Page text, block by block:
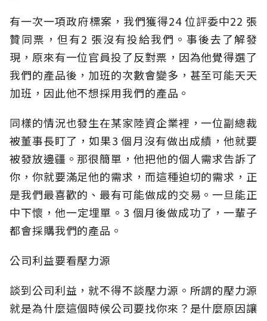
有一次一項政府標案，我們獲得24 位評委中22 張
贊同票，但有2 張沒有投給我們。事後去了解發
現，原來有一位官員投了反對票，因為他覺得選了
我們的產品後，加班的次數會變多，甚至可能天天
加班，因此他不想採用我們的產品。
同樣的情況也發生在某家陸資企業裡，一位副總裁
被董事長盯了，如果3 個月沒有做出成績，他就要
被發放邊疆。那很簡單，他把他的個人需求告訴了
你，你就要滿足他的需求，而這種迫切的需求，正
是我們最喜歡的、最有可能做成的交易。一旦能正
中下懷，他一定埋單。3 個月後做成功了，一輩子
都會採購我們的產品。
公司利益要看壓力源
談到公司利益，就不得不談壓力源。所謂的壓力源
就是為什麼這個時候公司要找你來？是什麼原因讓